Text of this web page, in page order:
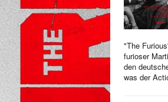
"The
furioser
den
was der